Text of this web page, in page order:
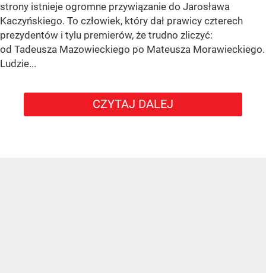
strony istnieje ogromne przywiązanie do Jarosława
Kaczyńskiego. To człowiek, który dał prawicy czterech
prezydentów i tylu premierów, że trudno zliczyć:
od Tadeusza Mazowieckiego po Mateusza Morawieckiego.
Ludzie...
CZYTAJ DALEJ